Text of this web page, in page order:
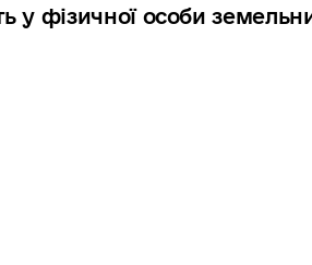
у фізичної особи